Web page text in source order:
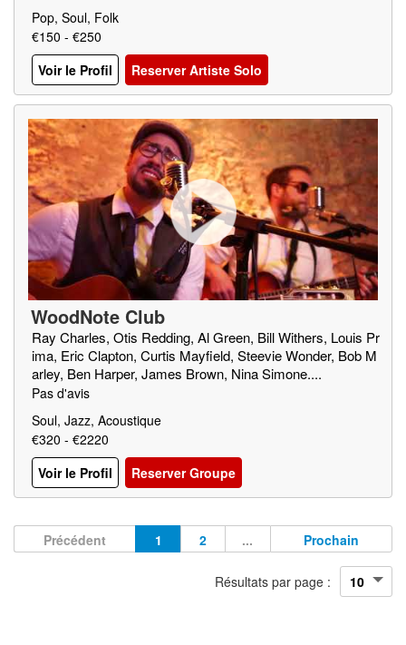
Pop, Soul, Folk
€150 - €250
Voir le Profil
Reserver Artiste Solo
WoodNote Club
Ray Charles, Otis Redding, Al Green, Bill Withers, Louis Pr
ima, Eric Clapton, Curtis Mayfield, Steevie Wonder, Bob M
arley, Ben Harper, James Brown, Nina Simone....
Pas d'avis
Soul, Jazz, Acoustique
€320 - €2220
Voir le Profil
Reserver Groupe
Précédent 1 2 ... Prochain
Résultats par page :